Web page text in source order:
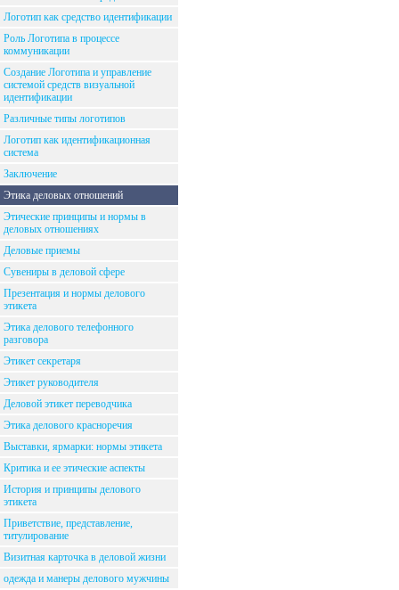
Логотип как средство идентификации
Роль Логотипа в процессе
коммуникации
Создание Логотипа и управление
системой средств визуальной
идентификации
Различные типы логотипов
Логотип как идентификационная
система
Заключение
Этика деловых отношений
Этические принципы и нормы в
деловых отношениях
Деловые приемы
Сувениры в деловой сфере
Презентация и нормы делового
этикета
Этика делового телефонного
разговора
Этикет секретаря
Этикет руководителя
Деловой этикет переводчика
Этика делового красноречия
Выставки, ярмарки: нормы этикета
Критика и ее этические аспекты
История и принципы делового
этикета
Приветствие, представление,
титулирование
Визитная карточка в деловой жизни
одежда и манеры делового мужчины